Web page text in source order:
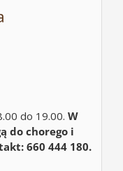
do 19.00. W
do chorego i
660 444 180.